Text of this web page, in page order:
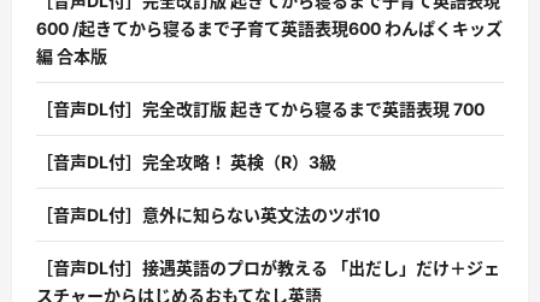
600 /起きてから寝るまで子育て英語表現600 わんぱくキッズ
編 合本版
［音声DL付］完全改訂版 起きてから寝るまで英語表現 700
［音声DL付］完全攻略！ 英検（R）3級
［音声DL付］意外に知らない英文法のツボ10
［音声DL付］接遇英語のプロが教える 「出だし」だけ＋ジェ
スチャーからはじめるおもてなし英語